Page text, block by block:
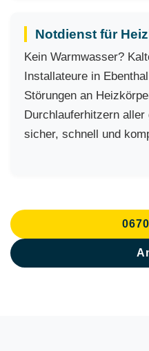
Notdienst für
Kein Warmwasser?
Installateure in
Störungen an
Durchlauferhitzern
sicher, schnell und